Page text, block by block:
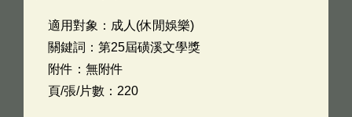
適用對象：成人(休閒娛樂)
關鍵詞：第25屆磺溪文學獎
附件：無附件
頁/張/片數：220